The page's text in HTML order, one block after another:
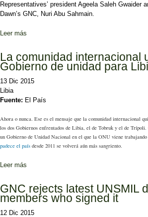
Representatives’ president Ageela Saleh Gwaider
Dawn’s GNC, Nuri Abu Sahmain.
Leer más
La comunidad internacional
Gobierno de unidad para
13 Dic 2015
Libia
Fuente: El País
Ahora o nunca. Ese es el mensaje que la comunidad internacional
los dos Gobiernos enfrentados de Libia, el de Tobruk y el de
un Gobierno de Unidad Nacional en el que la ONU viene trabajando
padece el país desde 2011 se volverá aún más sangriento.
Leer más
GNC rejects latest UNSMIL
members who signed it
12 Dic 2015